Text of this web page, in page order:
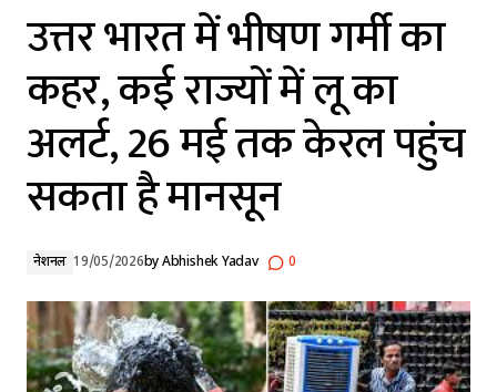
उत्तर भारत में भीषण गर्मी का
कहर, कई राज्यों में लू का
अलर्ट, 26 मई तक केरल पहुंच
सकता है मानसून
नेशनल 19/05/2026byAbhishek Yadav 0